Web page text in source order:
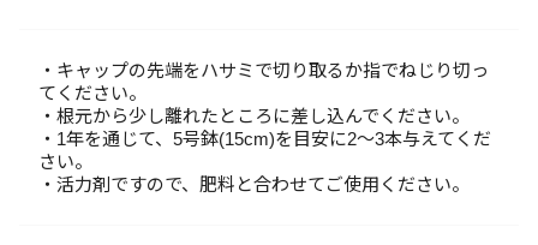
・キャップの先端をハサミで切り取るか指でねじり切っ
てください。
・根元から少し離れたところに差し込んでください。
・1年を通じて、5号鉢(15cm)を目安に2～3本与えてくだ
さい。
・活力剤ですので、肥料と合わせてご使用ください。